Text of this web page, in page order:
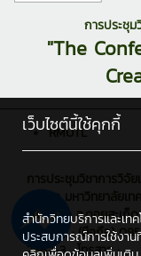
การประชุม
"The
RMUTL
การประชุมวิชาการวิจั
พัฒนา มหาวิทยาลัยเท
ต.ป่าป้อง อ.ดอยสะเก็ด
โทรศัพท์ : (มือถือ)
2662-3 , โทรสาร : -
เว็บไซต์นี้ใช้คุกกี้
สำนักวิทยบริการและเท
ประสบการณ์การใช้งา